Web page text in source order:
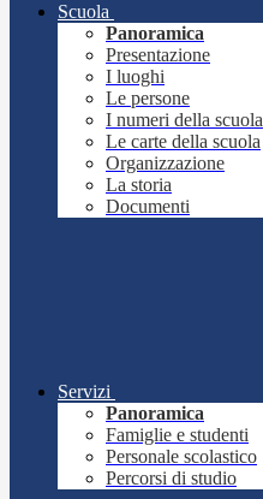
Scuola
Panoramica
Presentazione
I luoghi
Le persone
I numeri della scuola
Le carte della scuola
Organizzazione
La storia
Documenti
Servizi
Panoramica
Famiglie e studenti
Personale scolastico
Percorsi di studio